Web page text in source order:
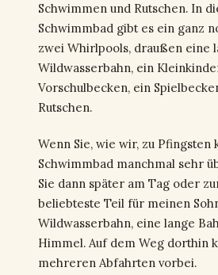
Schwimmen und Rutschen. In
Schwimmbad gibt es ein ganz
zwei Whirlpools, draußen eine
Wildwasserbahn, ein
Vorschulbecken, ein
Rutschen.
Wenn Sie, wie wir, zu Pfingsten
Schwimmbad manchmal sehr
Sie dann später am Tag oder
beliebteste Teil für meinen
Wildwasserbahn, eine lange
Himmel. Auf dem Weg dorthin
mehreren Abfahrten vorbei.